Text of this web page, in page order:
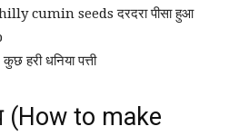
cumin seeds दरदरा पीसा हुआ
धनिया पत्ती
(How to make